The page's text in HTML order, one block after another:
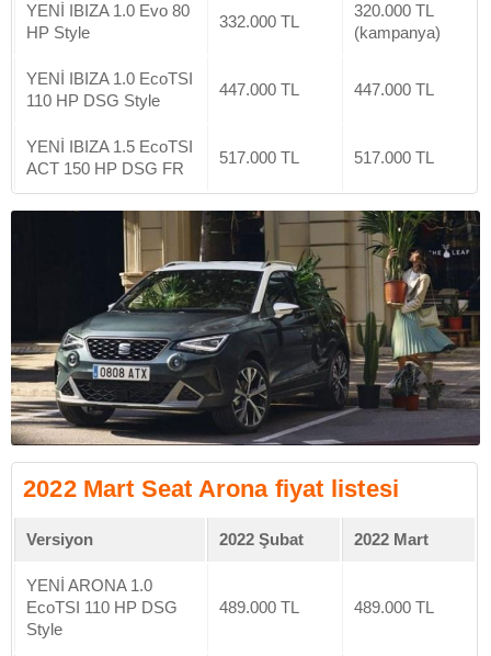
YENİ IBIZA 1.0 Evo 80
HP Style
332.000 TL
320.000 TL
(kampanya)
YENİ IBIZA 1.0 EcoTSI
110 HP DSG Style
447.000 TL 447.000 TL
YENİ IBIZA 1.5 EcoTSI
ACT 150 HP DSG FR
517.000 TL 517.000 TL
2022 Mart Seat Arona fiyat listesi
Versiyon 2022 Şubat 2022 Mart
YENİ ARONA 1.0
EcoTSI 110 HP DSG
Style
489.000 TL 489.000 TL